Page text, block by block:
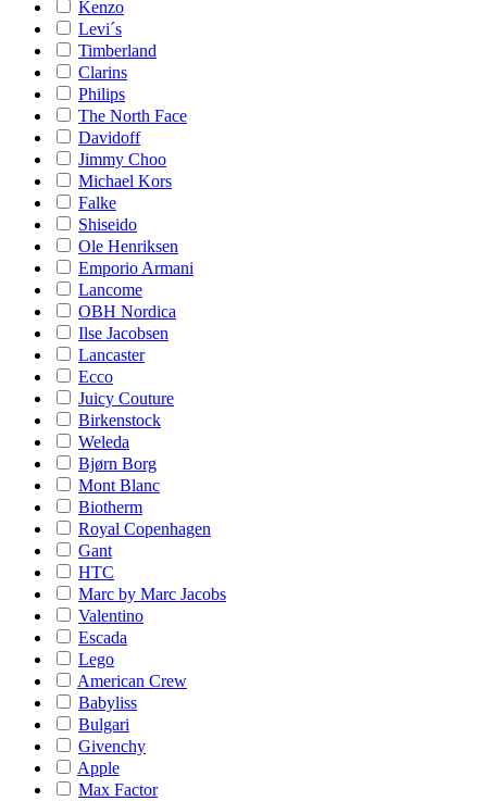
Kenzo
Levi´s
Timberland
Clarins
Philips
The North Face
Davidoff
Jimmy Choo
Michael Kors
Falke
Shiseido
Ole Henriksen
Emporio Armani
Lancome
OBH Nordica
Ilse Jacobsen
Lancaster
Ecco
Juicy Couture
Birkenstock
Weleda
Bjørn Borg
Mont Blanc
Biotherm
Royal Copenhagen
Gant
HTC
Marc by Marc Jacobs
Valentino
Escada
Lego
American Crew
Babyliss
Bulgari
Givenchy
Apple
Max Factor